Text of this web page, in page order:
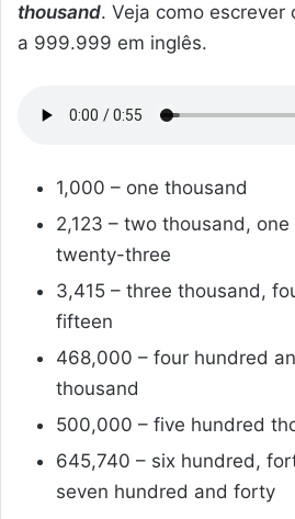
thousand. Veja como escrever
a 999.999 em inglês.
1,000 – one thousand
2,123 – two thousand,
twenty-three
3,415 – three thousand,
fifteen
468,000 – four hundred
thousand
500,000 – five hundred
645,740 – six hundred,
seven hundred and forty